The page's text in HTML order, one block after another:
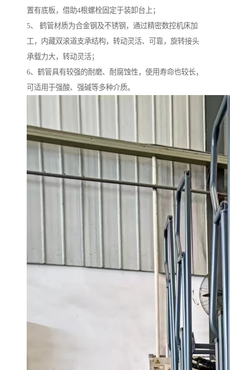
置有底板，借助4根螺栓固定于装卸台上；
5、 鹤管材质为合金钢及不锈钢，通过精密数控机床加
工，内藏双滚道支承结构，转动灵活、可靠，旋转接头
承载力大，转动灵活；
6、鹤管具有较强的耐磨、耐腐蚀性，使用寿命也较长，
可适用于强酸、强碱等多种介质。